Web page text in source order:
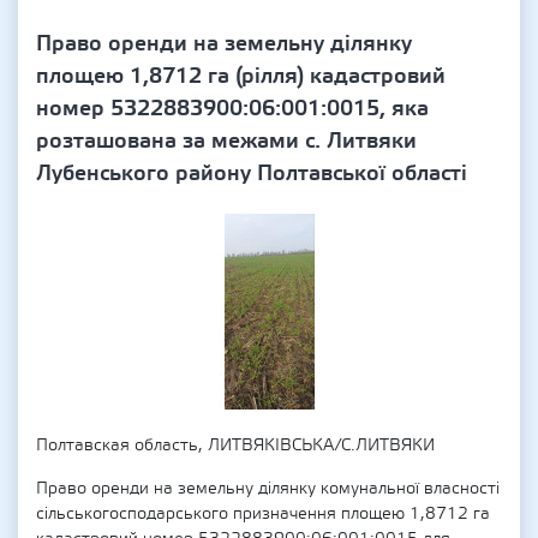
Право оренди на земельну ділянку
площею 1,8712 га (рілля) кадастровий
номер 5322883900:06:001:0015, яка
розташована за межами с. Литвяки
Лубенського району Полтавської області
Полтавская область, ЛИТВЯКІВСЬКА/С.ЛИТВЯКИ
Право оренди на земельну ділянку комунальної власності
сільськогосподарського призначення площею 1,8712 га